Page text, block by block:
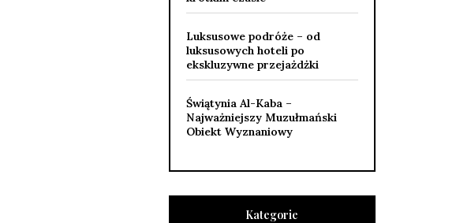
Luksusowe podróże – od
luksusowych hoteli po
ekskluzywne przejażdżki
Świątynia Al-Kaba –
Najważniejszy Muzułmański
Obiekt Wyznaniowy
Kategorie